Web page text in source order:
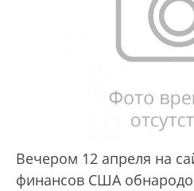
Вечером 12 апреля на
финансов США